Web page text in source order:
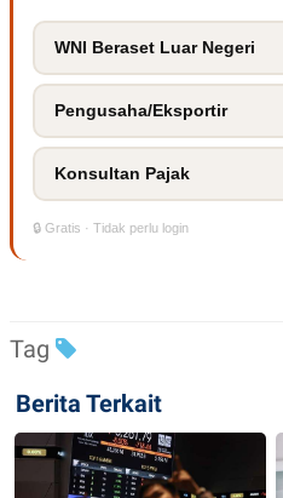
WNI Beraset Luar Negeri
Pengusaha/Eksportir
Konsultan Pajak
🔒 Gratis · Tidak perlu login
Tag
Berita Terkait